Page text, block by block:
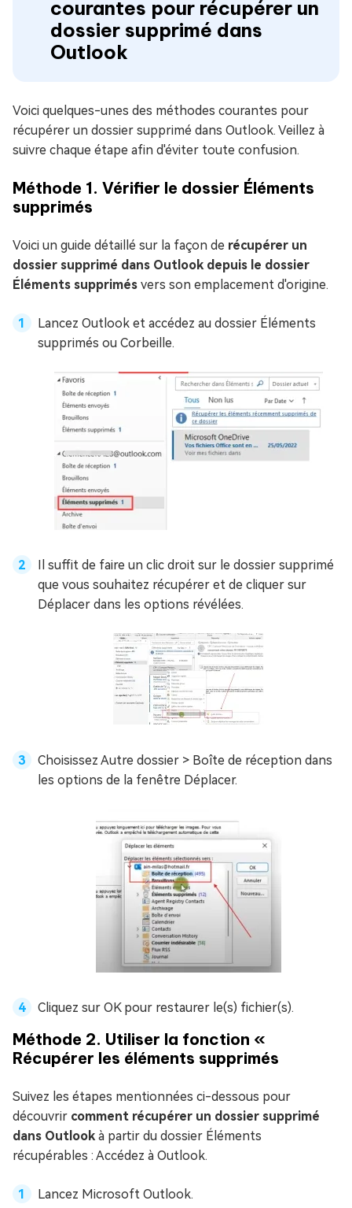
courantes pour récupérer un
dossier supprimé dans
Outlook
Voici quelques-unes des méthodes courantes pour
récupérer un dossier supprimé dans Outlook. Veillez à
suivre chaque étape afin d'éviter toute confusion.
Méthode 1. Vérifier le dossier Éléments
supprimés
Voici un guide détaillé sur la façon de récupérer un
dossier supprimé dans Outlook depuis le dossier
Éléments supprimés vers son emplacement d'origine.
Lancez Outlook et accédez au dossier Éléments
supprimés ou Corbeille.
Il suffit de faire un clic droit sur le dossier supprimé
que vous souhaitez récupérer et de cliquer sur
Déplacer dans les options révélées.
Choisissez Autre dossier > Boîte de réception dans
les options de la fenêtre Déplacer.
Cliquez sur OK pour restaurer le(s) fichier(s).
Méthode 2. Utiliser la fonction «
Récupérer les éléments supprimés
Suivez les étapes mentionnées ci-dessous pour
découvrir comment récupérer un dossier supprimé
dans Outlookà partir du dossier Éléments
récupérables : Accédez à Outlook.
Lancez Microsoft Outlook.